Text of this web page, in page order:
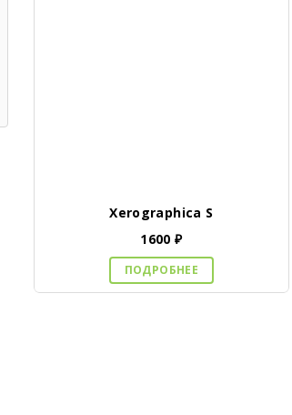
Xerographica S
1600₽
ПОДРОБНЕЕ